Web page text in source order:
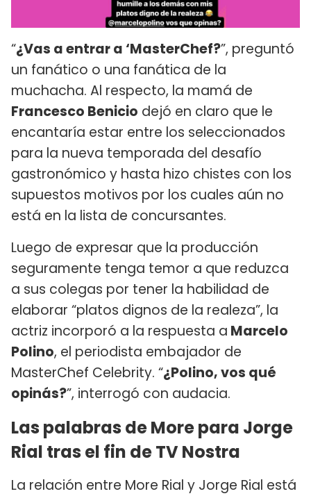
“¿Vas a entrar a ‘MasterChef?”, preguntó
un fanático o una fanática de la
muchacha. Al respecto, la mamá de
Francesco Benicio dejó en claro que le
encantaría estar entre los seleccionados
para la nueva temporada del desafío
gastronómico y hasta hizo chistes con los
supuestos motivos por los cuales aún no
está en la lista de concursantes.
Luego de expresar que la producción
seguramente tenga temor a que reduzca
a sus colegas por tener la habilidad de
elaborar “platos dignos de la realeza”, la
actriz incorporó a la respuesta a Marcelo
Polino, el periodista embajador de
MasterChef Celebrity. “¿Polino, vos qué
opinás?”, interrogó con audacia.
Las palabras de More para Jorge
Rial tras el fin de TV Nostra
La relación entre More Rial y Jorge Rial está